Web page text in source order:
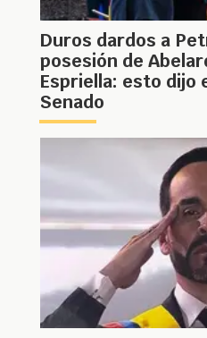
Duros dardos a
posesión de
Espriella: esto dijo
Senado